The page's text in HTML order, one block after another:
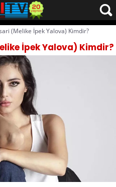
(Melike İpek Yalova) Kimdir?
İpek Yalova) Kimdir?